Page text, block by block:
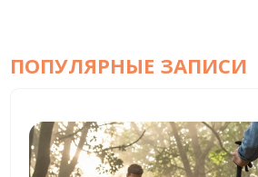
ПОПУЛЯРНЫЕ ЗАПИСИ